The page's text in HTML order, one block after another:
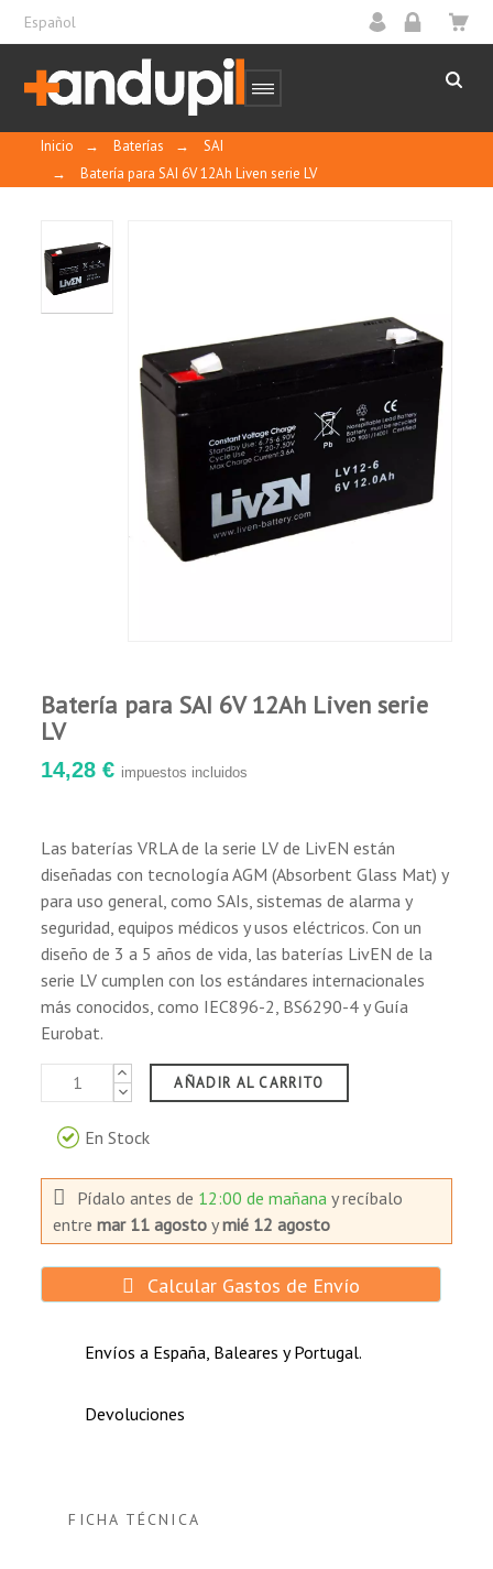
Español
Inicio → Baterías →
SAI
→
Batería para SAI 6V 12Ah Liven serie LV
Batería para SAI 6V 12Ah Liven serie
LV
14,28 € impuestos incluidos
Las baterías VRLA de la serie LV de LivEN están
diseñadas con tecnología AGM (Absorbent Glass Mat) y
para uso general, como SAIs, sistemas de alarma y
seguridad, equipos médicos y usos eléctricos. Con un
diseño de 3 a 5 años de vida, las baterías LivEN de la
serie LV cumplen con los estándares internacionales
más conocidos, como IEC896-2, BS6290-4 y Guía
Eurobat.
AÑADIR AL CARRITO
En Stock
Pídalo antes de 12:00 de mañanay recíbalo
entremar 11 agosto ymié 12 agosto
Calcular Gastos de Envío
Envíos a España, Baleares y Portugal.
Devoluciones
FICHA TÉCNICA
Características generales:
Sin mantenimiento, sin necesidad de añadir
agua.
Sellada y regulada por válvula.
A prueba de derrames y fugas.
Protección contra descargas profundas.
Rejillas planas de aleación plomo-calcio y
libres de antimonio.
Sin corrosión.
Se pueden instalar en posición vertical u
horizontal.
Larga vida útil.
Robusta y resistente a las vibraciones.
Uso general.
Sistemas de alimentación ininterrumpida
(S.A.I.)
Sistemas de alimentación eléctrica.
Fuente de alimentación de emergencia.
Sistema de iluminación de emergencia.
Sistemas de señalización ferroviaria y aérea.
Aparatos y equipos electrónicos.
Sistema de telecomunicaciones.
Fuentes de alimentación portátiles.